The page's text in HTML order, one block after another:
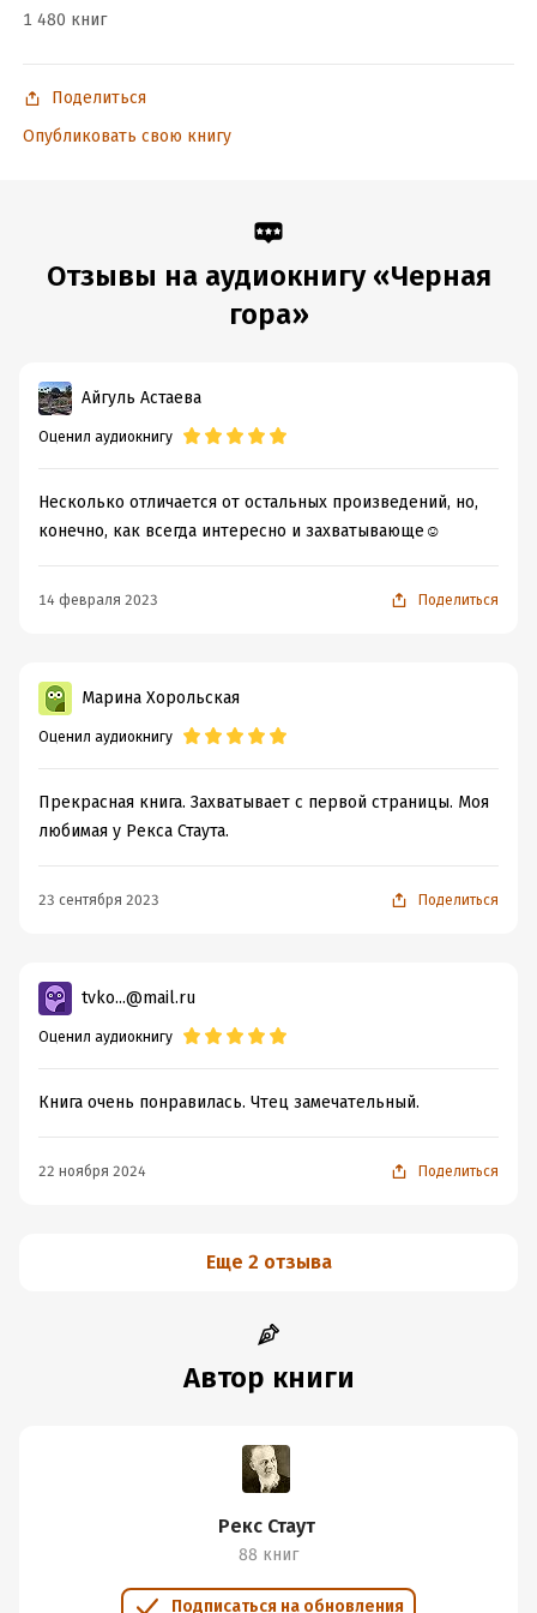
Издательство Иностранка®
Дата поступления: 22 апреля 2024
9785389222298
Александр Санин
1 480 книг
Поделиться
Опубликовать свою книгу
Отзывы на аудиокнигу «Черная
гора»
Айгуль Астаева
Оценил аудиокнигу
Несколько отличается от остальных произведений, но,
конечно, как всегда интересно и захватывающе☺️
14 февраля 2023 Поделиться
Марина Хорольская
Оценил аудиокнигу
Прекрасная книга. Захватывает с первой страницы. Моя
любимая у Рекса Стаута.
23 сентября 2023 Поделиться
tvko...@mail.ru
Оценил аудиокнигу
Книга очень понравилась. Чтец замечательный.
22 ноября 2024 Поделиться
Еще 2 отзыва
Автор книги
Рекс Стаут
88 книг
Подписаться на обновления